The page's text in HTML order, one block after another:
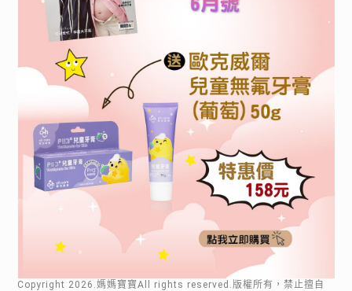
Copyright 2026 .媽媽寶寶All rights reserved.版權所有，禁止擅自